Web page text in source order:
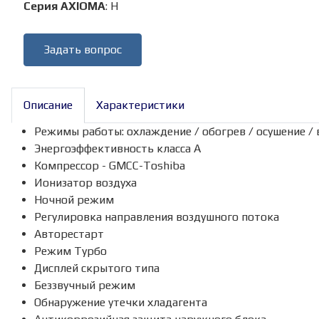
Серия AXIOMA: H
Задать вопрос
Описание
Характеристики
Режимы работы: охлаждение / обогрев / осушение /
Энергоэффективность класса А
Компрессор - GMCC-Toshiba
Ионизатор воздуха
Ночной режим
Регулировка направления воздушного потока
Авторестарт
Режим Турбо
Дисплей скрытого типа
Беззвучный режим
Обнаружение утечки хладагента